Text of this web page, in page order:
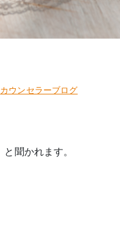
カウンセラーブログ
と聞かれます。